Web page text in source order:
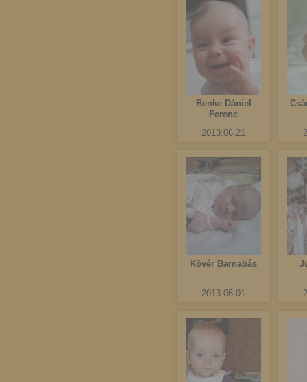
Benke Dániel
Ferenc
2013.06.21
Kövér Barnabás
2013.06.01